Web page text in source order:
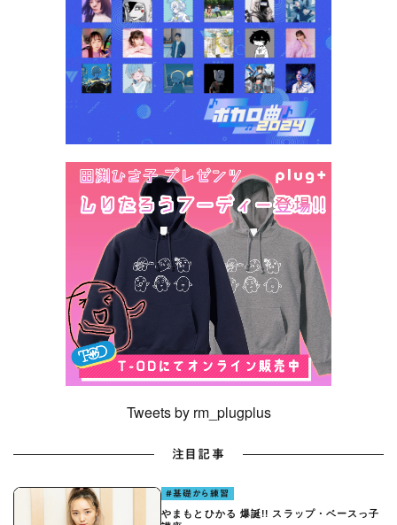
Tweets by rm_plugplus
注目記事
#基礎から練習
やまもとひかる 爆誕!! スラップ・ベースっ子